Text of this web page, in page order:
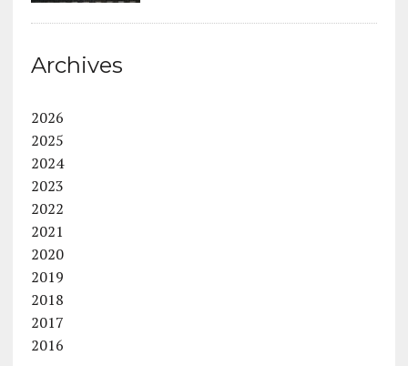
Archives
2026
2025
2024
2023
2022
2021
2020
2019
2018
2017
2016